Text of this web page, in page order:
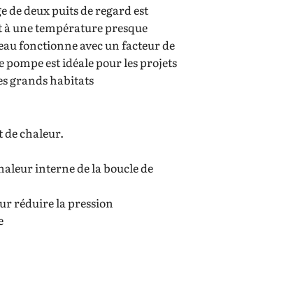
de deux puits de regard est
à une température presque
fonctionne avec un facteur de
pompe est idéale pour les projets
grands habitats
de chaleur.
interne de la boucle de
réduire la pression